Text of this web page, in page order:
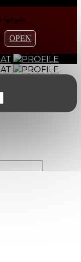
شوفها
OPEN
PROFILE
PROFILE